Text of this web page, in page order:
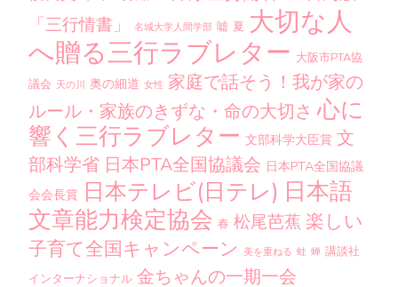
「三行情書」
名城大学人間学部 嘘 夏 大切な人
へ贈る三行ラブレター 大阪市PTA協
議会 天の川 奥の細道 女性 家庭で話そう！我が家の
ルール・家族のきずな・命の大切さ 心に
響く三行ラブレター 文部科学大臣賞 文
部科学省 日本PTA全国協議会 日本PTA全国協議
会会長賞 日本テレビ(日テレ) 日本語
文章能力検定協会 春 松尾芭蕉 楽しい
子育て全国キャンペーン 美を重ねる 蛙 蝉 講談社
インターナショナル 金ちゃんの一期一会